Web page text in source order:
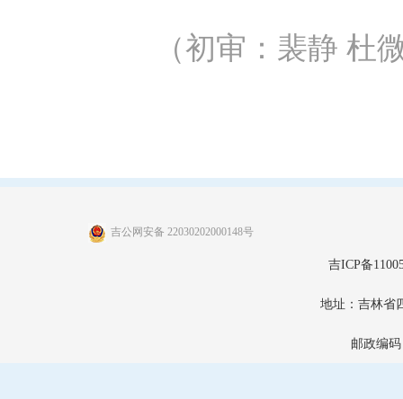
（初审：裴静 杜
吉公网安备 22030202000148号
吉ICP备
地址：吉林省
邮政编码